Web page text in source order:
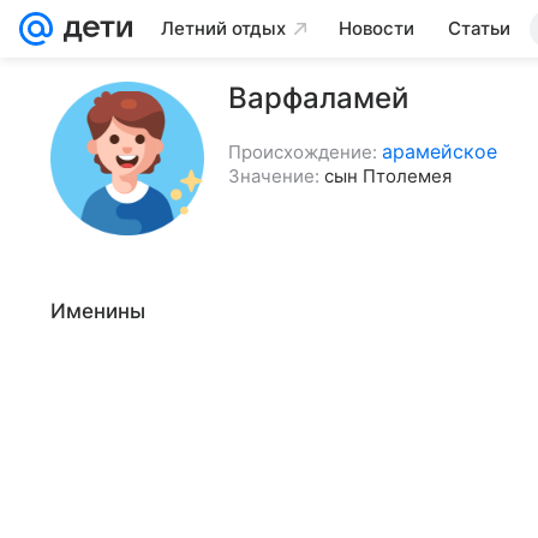
Летний отдых Новости Статьи
Варфаламей
Происхождение: арамейское
Значение: сын Птолемея
Именины